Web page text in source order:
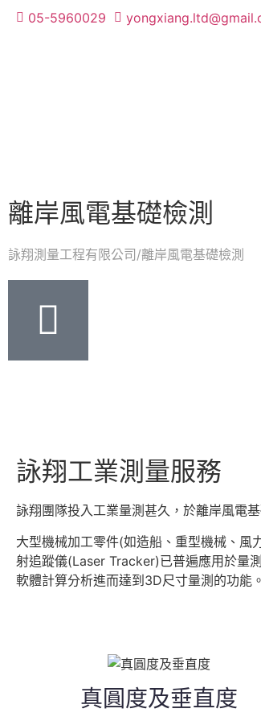
05-5960029
離岸風電基礎檢測
詠翔測量工程有限公司 離岸風電基礎檢測
詠翔工業測量服務
詠翔團隊投入工業量測甚久，於離岸風電
大型機械加工零件(如造船、重型機械、風
射追蹤儀(Laser Tracker)已普遍應用於量
軟體計算分析進而達到3D尺寸量測的功能
真圓度及垂直度